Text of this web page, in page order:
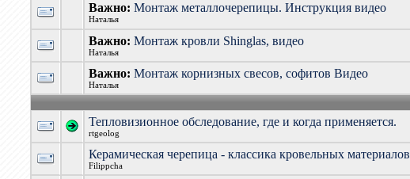
Важно:Монтаж металлочерепицы. Инструкция видео
Наталья
Важно:Монтаж кровли Shinglas, видео
Наталья
Важно:Монтаж корнизных свесов, софитов Видео
Наталья
Тепловизионное обследование, где и когда применяется.
rtgeolog
Керамическая черепица - классика кровельных материалов
Filippcha